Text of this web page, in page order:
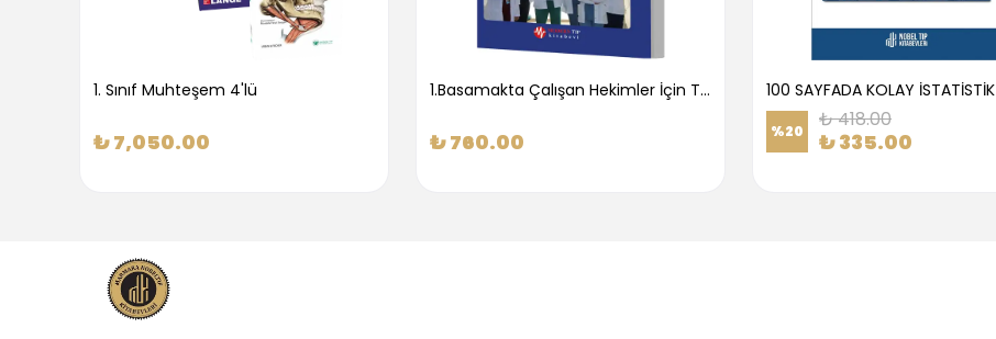
1. Sınıf Muhteşem 4'lü
₺ 7,050.00
1.Basamakta Çalışan Hekimler İçin Temel Obstetrik Ve Jinekoloji Bilgisi
₺ 760.00
100 SAYFADA KOLAY İSTATİSTİK
%20 ₺ 418.00
₺ 335.00